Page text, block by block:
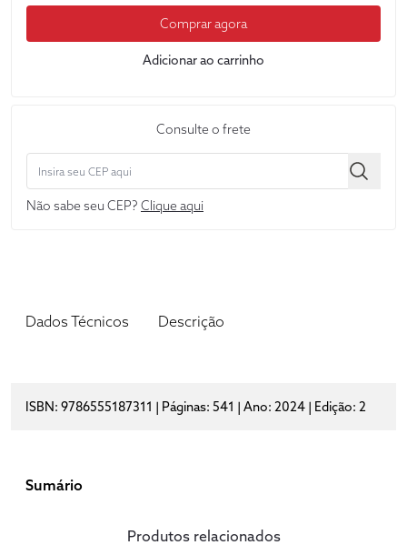
Comprar agora
Adicionar ao carrinho
Consulte o frete
Não sabe seu CEP? Clique aqui
Dados Técnicos Descrição
ISBN: 9786555187311 | Páginas: 541 | Ano: 2024 | Edição: 2
Sumário
Produtos relacionados